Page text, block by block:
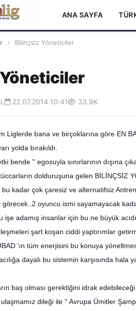
ANA SAYFA
› Bilinçsiz Yöneticiler
22.07.2014 10:41 33.9K
Liglerde bana ve birçoklarına göre EN
yolda bırakıldı.
bende '' egosuyla sınırlarının dışına
dolduruşuna gelen BİLİNÇSİZ
bu kadar çok çaresiz ve alternatifsiz
oyuncu ismi sayamayacak
işe adamış insanlar için bu ne büyük
şart koşan ciddi yaptırımlar
'ın tüm enerjisini bu konuya
dayalı bu sistemin karşısında
baş olması gerektiğini idrak
dileği ile '' Avrupa Ümitler